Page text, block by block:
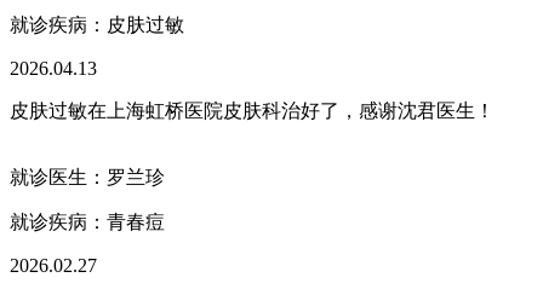
就诊疾病： 皮肤过敏
2026.04.13
皮肤过敏在上海虹桥医院皮肤科治好了，感谢沈君医生！
就诊医生：罗兰珍
就诊疾病： 青春痘
2026.02.27